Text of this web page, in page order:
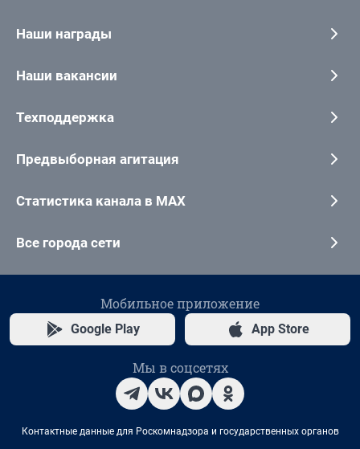
Наши награды
Наши вакансии
Техподдержка
Предвыборная агитация
Статистика канала в MAX
Все города сети
Мобильное приложение
Google Play App Store
Мы в соцсетях
Контактные данные для Роскомнадзора и государственных органов